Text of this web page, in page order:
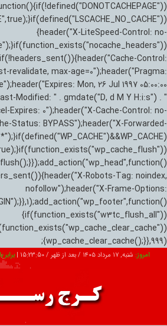
{header("X-LiteSpeed-Control: no-
Control:
revalidate, max-age=0");header("Pragma:
Mon, 26 Jul 1997 05:00:00
Modified: " . gmdate("D, d M Y H:i:s") . "
Expires: 0");header("X-Cache-Control: no-
Status: BYPASS");header("X-Forwarded-
Robots-Tag: noindex,
nofollow");header("X-Frame-Options:
{if(function_exists("w3tc_flush_all"))
{wp_cache_clear_cache();}},999);
امروز: شنبه, ۱۷ مرداد ۱۴۰۵ / بعد از ظهر / 15:23:52
|برابر